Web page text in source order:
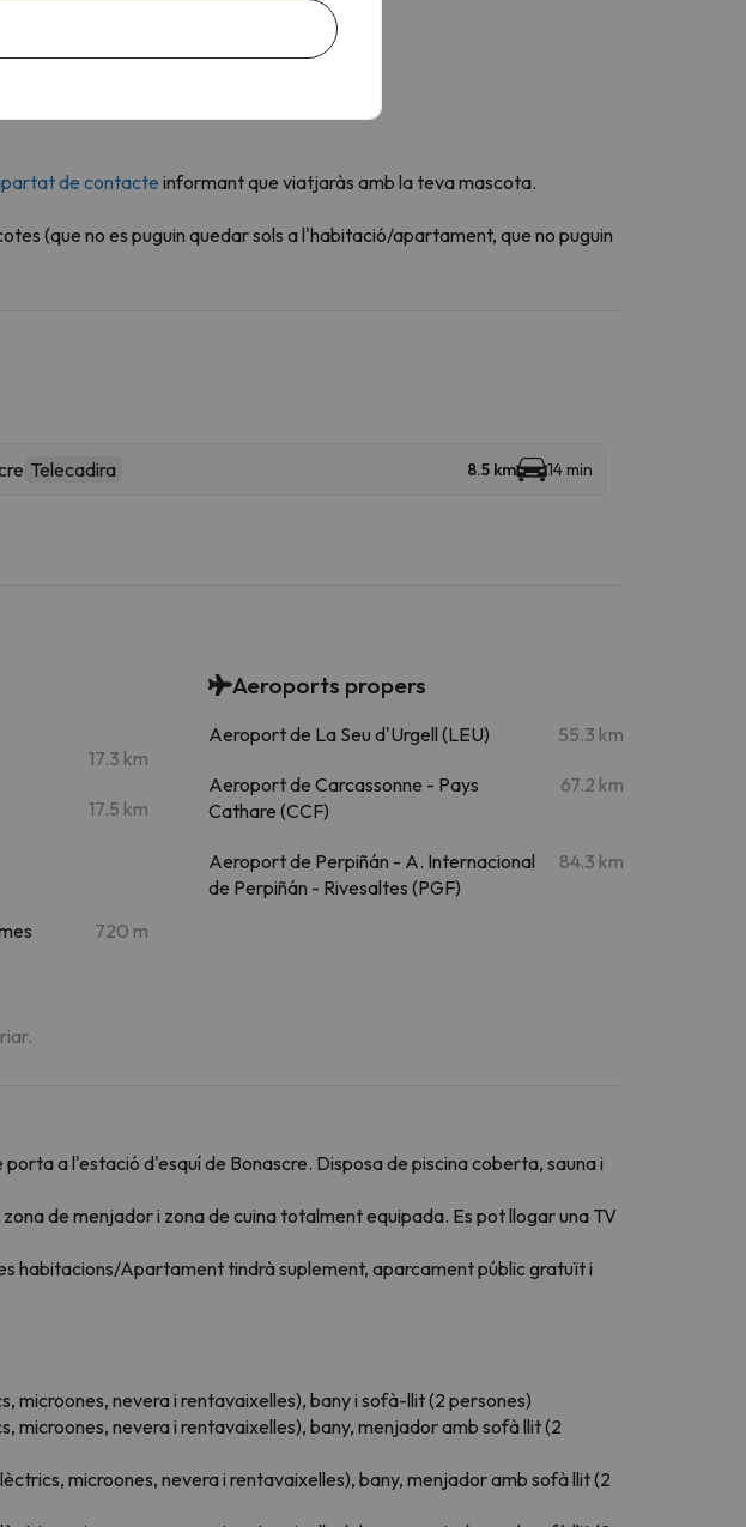
de contacteinformant que viatjaràs amb la teva mascota.
(que no es puguin quedar sols a l'habitació/apartament, que no puguin
Telecadira 8.5 km 14 min
17.3 km
17.5 km
720 m
Aeroports propers
Aeroport de La Seu d'Urgell (LEU) 55.3 km
Aeroport de Carcassonne - Pays
Cathare (CCF)
67.2 km
Aeroport de Perpiñán - A. Internacional
de Perpiñán - Rivesaltes (PGF)
84.3 km
a l'estació d'esquí de Bonascre. Disposa de piscina coberta, sauna i
de menjador i zona de cuina totalment equipada. Es pot llogar una TV
habitacions/Apartament tindrà suplement, aparcament públic gratuït i
nevera i rentavaixelles), bany i sofà-llit (2 persones)
nevera i rentavaixelles), bany, menjador amb sofà llit (2
microones, nevera i rentavaixelles), bany, menjador amb sofà llit (2